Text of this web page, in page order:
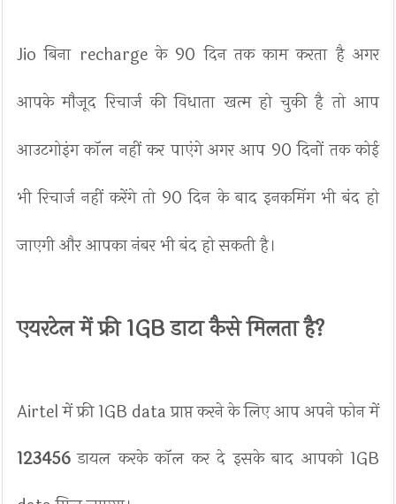
Jio बिना recharge के 90 दिन तक काम करता है अगर
आपके मौजूद रिचार्ज की विधाता खत्म हो चुकी है तो आप
आउटगोइंग कॉल नहीं कर पाएंगे अगर आप 90 दिनों तक कोई
भी रिचार्ज नहीं करेंगे तो 90 दिन के बाद इनकमिंग भी बंद हो
जाएगी और आपका नंबर भी बंद हो सकती है।
एयरटेल में फ्री 1GB डाटा कैसे मिलता है?
Airtel में फ्री 1GB data प्राप्त करने के लिए आप अपने फोन में
123456 डायल करके कॉल कर दे इसके बाद आपको 1GB